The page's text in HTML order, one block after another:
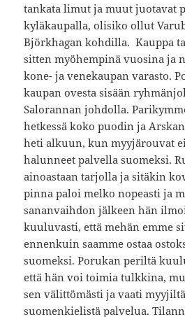
tankata limut ja muut juotavat
kyläkaupalla, olisiko ollut
Björkhagan kohdilla. Kauppa
sitten myöhempinä vuosina ja
kone- ja venekaupan varasto.
kaupan ovesta sisään
Salorannan johdolla.
hetkessä koko puodin ja
heti alkuun, kun myyjärouvat
halunneet palvella suomeksi.
ainoastaan tarjolla ja sitäkin
pinna paloi melko nopeasti ja
sananvaihdon jälkeen hän
kuuluvasti, että mehän emme
ennenkuin saamme ostaa
suomeksi. Porukan periltä
että hän voi toimia tulkkina,
sen välittömästi ja vaati
suomenkielistä palvelua.